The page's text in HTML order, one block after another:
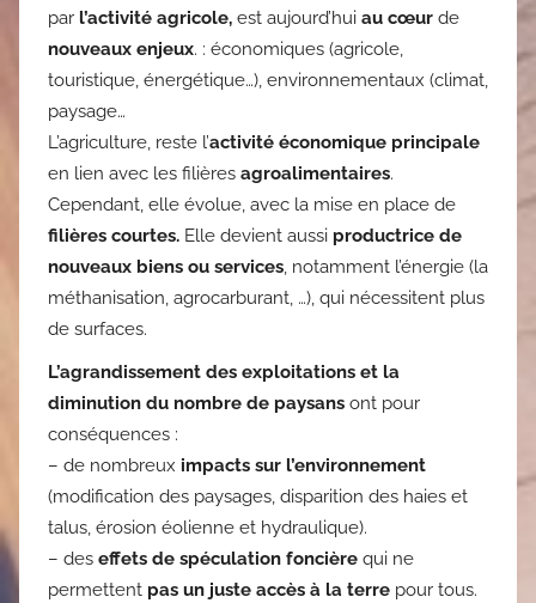
par l’activité agricole, est aujourd’hui au cœur de
nouveaux enjeux. : économiques (agricole,
touristique, énergétique…), environnementaux (climat,
paysage…
L’agriculture, reste l’activité économique principale
en lien avec les filières agroalimentaires.
Cependant, elle évolue, avec la mise en place de
filières courtes. Elle devient aussi productrice de
nouveaux biens ou services, notamment l’énergie (la
méthanisation, agrocarburant, …), qui nécessitent plus
de surfaces.
L’agrandissement des exploitations et la
diminution du nombre de paysans ont pour
conséquences :
– de nombreux impacts sur l’environnement
(modification des paysages, disparition des haies et
talus, érosion éolienne et hydraulique).
– des effets de spéculation foncière qui ne
permettent pas un juste accès à la terre pour tous.